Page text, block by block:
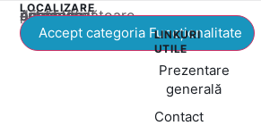
LOCALIZARE
Acest conținut este blocat până când acceptați categoria corespunzătoare de cookie-uri.
Accept categoria Funcționalitate
LINKURI
UTILE
Prezentare
generală
Contact